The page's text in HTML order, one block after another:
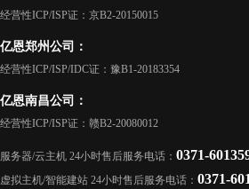
经营性ICP/ISP证：京B2-20150015
亿恩郑州公司：
经营性ICP/ISP/IDC证：豫B1-20183354
亿恩南昌公司：
经营性ICP/ISP证：赣B2-20080012
服务器/云主机 24小时售后服务电话： 0371-
虚拟主机/智能建站 24小时售后服务电话： 0371-